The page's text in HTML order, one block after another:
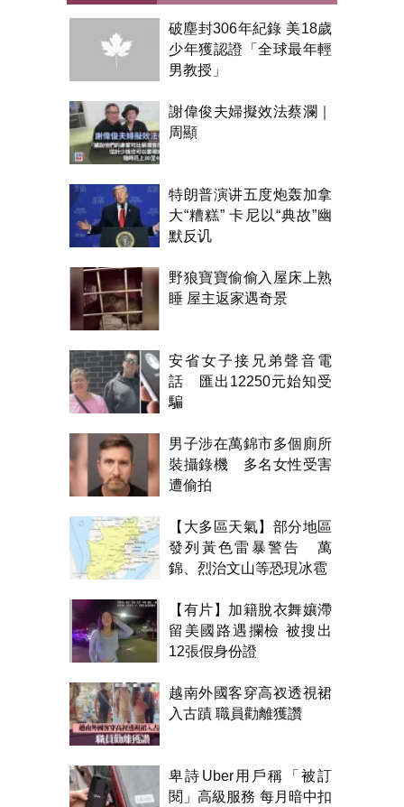
破塵封306年紀錄 美18歲
少年獲認證「全球最年輕
男教授」
謝偉俊夫婦擬效法蔡瀾｜
周顯
特朗普演讲五度炮轰加拿
大“糟糕” 卡尼以“典故”幽
默反讥
野狼寶寶偷偷入屋床上熟
睡 屋主返家遇奇景
安省女子接兄弟聲音電
話 匯出12250元始知受
騙
男子涉在萬錦市多個廁所
裝攝錄機 多名女性受害
遭偷拍
【大多區天氣】部分地區
發列黃色雷暴警告 萬
錦、烈治文山等恐現冰雹
【有片】加籍脫衣舞孃滯
留美國路遇攔檢 被搜出
12張假身份證
越南外國客穿高衩透視裙
入古蹟 職員勸離獲讚
卑詩Uber用戶稱「被訂
閱」高級服務 每月暗中扣